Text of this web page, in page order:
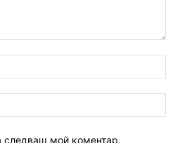
следващ мой коментар.